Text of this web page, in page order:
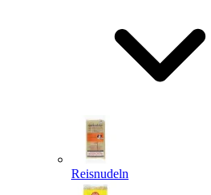
Reisnudeln